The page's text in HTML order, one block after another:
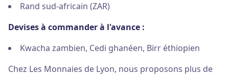
Rand sud-africain (ZAR)
Devises à commander à l'avance :
Kwacha zambien, Cedi ghanéen, Birr éthiopien
Chez Les Monnaies de Lyon, nous proposons plus de